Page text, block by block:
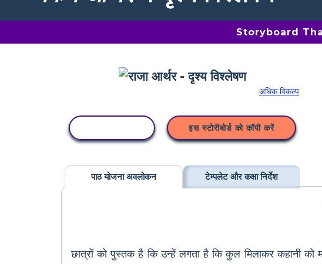
Storyboard That
अधिक विकल्प
इस स्टोरीबोर्ड को कॉपी करें
पाठ योजना अवलोकन टेम्पलेट और कक्षा निर्देश
छात्रों को पुस्तक है कि उन्हें लगता है कि कुल मिलाकर कहानी